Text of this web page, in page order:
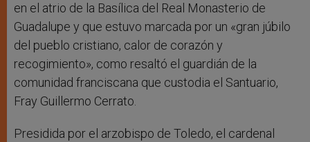
en el atrio de la Basílica del Real Monasterio de
Guadalupe y que estuvo marcada por un «gran júbilo
del pueblo cristiano, calor de corazón y
recogimiento», como resaltó el guardián de la
comunidad franciscana que custodia el Santuario,
Fray Guillermo Cerrato.
Presidida por el arzobispo de Toledo, el cardenal